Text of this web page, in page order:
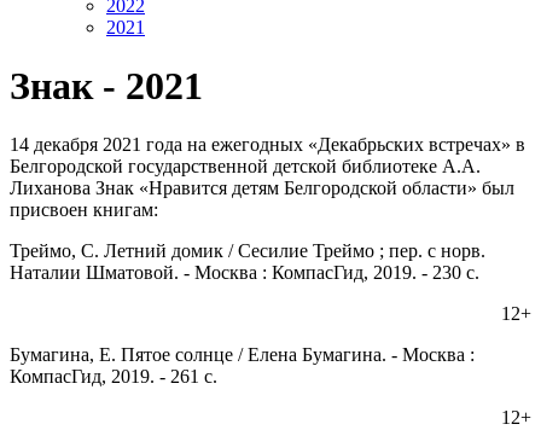
2022
2021
Знак - 2021
14 декабря 2021 года на ежегодных «Декабрьских встречах» в
Белгородской государственной детской библиотеке А.А.
Лиханова Знак «Нравится детям Белгородской области» был
присвоен книгам:
Треймо, С. Летний домик / Сесилие Треймо ; пер. с норв.
Наталии Шматовой. - Москва : КомпасГид, 2019. - 230 с.
12+
Бумагина, Е. Пятое солнце / Елена Бумагина. - Москва :
КомпасГид, 2019. - 261 с.
12+